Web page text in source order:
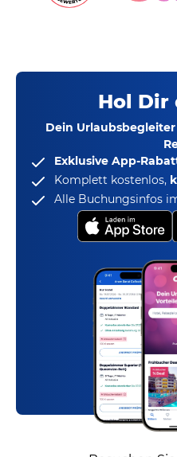
Hol Dir
Dein
Exklusive App-
Komplett kostenlos,
Alle Buchungsinfos